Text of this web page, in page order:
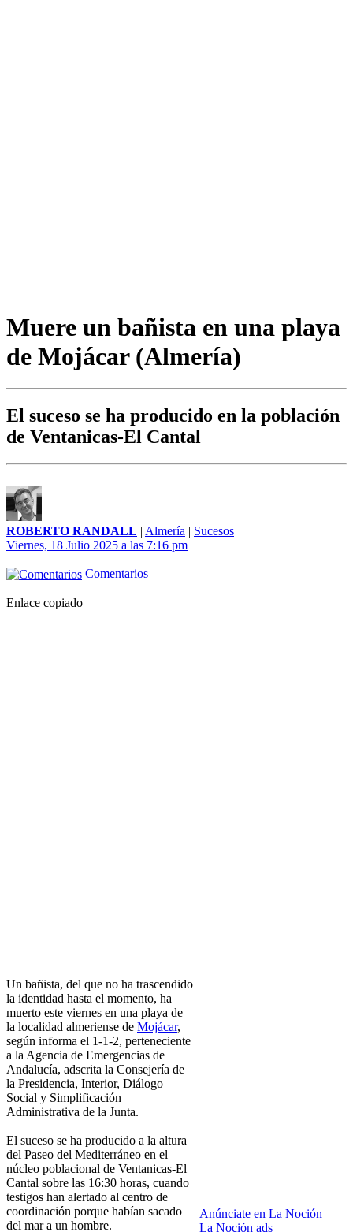
Muere un bañista en una playa
de Mojácar (Almería)
El suceso se ha producido en la población
de Ventanicas-El Cantal
ROBERTO RANDALL | Almería | Sucesos
Viernes, 18 Julio 2025 a las 7:16 pm
Comentarios
Enlace copiado
Anúnciate en La Noción
La Noción ads
Un bañista, del que no ha trascendido
la identidad hasta el momento, ha
muerto este viernes en una playa de
la localidad almeriense de Mojácar,
según informa el 1-1-2, perteneciente
a la Agencia de Emergencias de
Andalucía, adscrita la Consejería de
la Presidencia, Interior, Diálogo
Social y Simplificación
Administrativa de la Junta.
El suceso se ha producido a la altura
del Paseo del Mediterráneo en el
núcleo poblacional de Ventanicas-El
Cantal sobre las 16:30 horas, cuando
testigos han alertado al centro de
coordinación porque habían sacado
del mar a un hombre.